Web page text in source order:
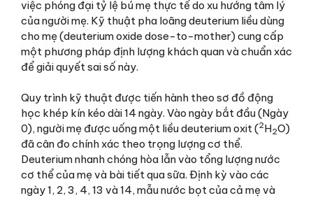
việc phóng đại tỷ lệ bú mẹ thực tế do xu hướng tâm lý
của người mẹ. Kỹ thuật pha loãng deuterium liều dùng
cho mẹ (deuterium oxide dose-to-mother) cung cấp
một phương pháp định lượng khách quan và chuẩn xác
để giải quyết sai số này.
Quy trình kỹ thuật được tiến hành theo sơ đồ động
học khép kín kéo dài 14 ngày. Vào ngày bắt đầu (Ngày
0), người mẹ được uống một liều deuterium oxit (2H2O)
đã cân đo chính xác theo trọng lượng cơ thể.
Deuterium nhanh chóng hòa lẫn vào tổng lượng nước
cơ thể của mẹ và bài tiết qua sữa. Định kỳ vào các
ngày 1, 2, 3, 4, 13 và 14, mẫu nước bọt của cả mẹ và